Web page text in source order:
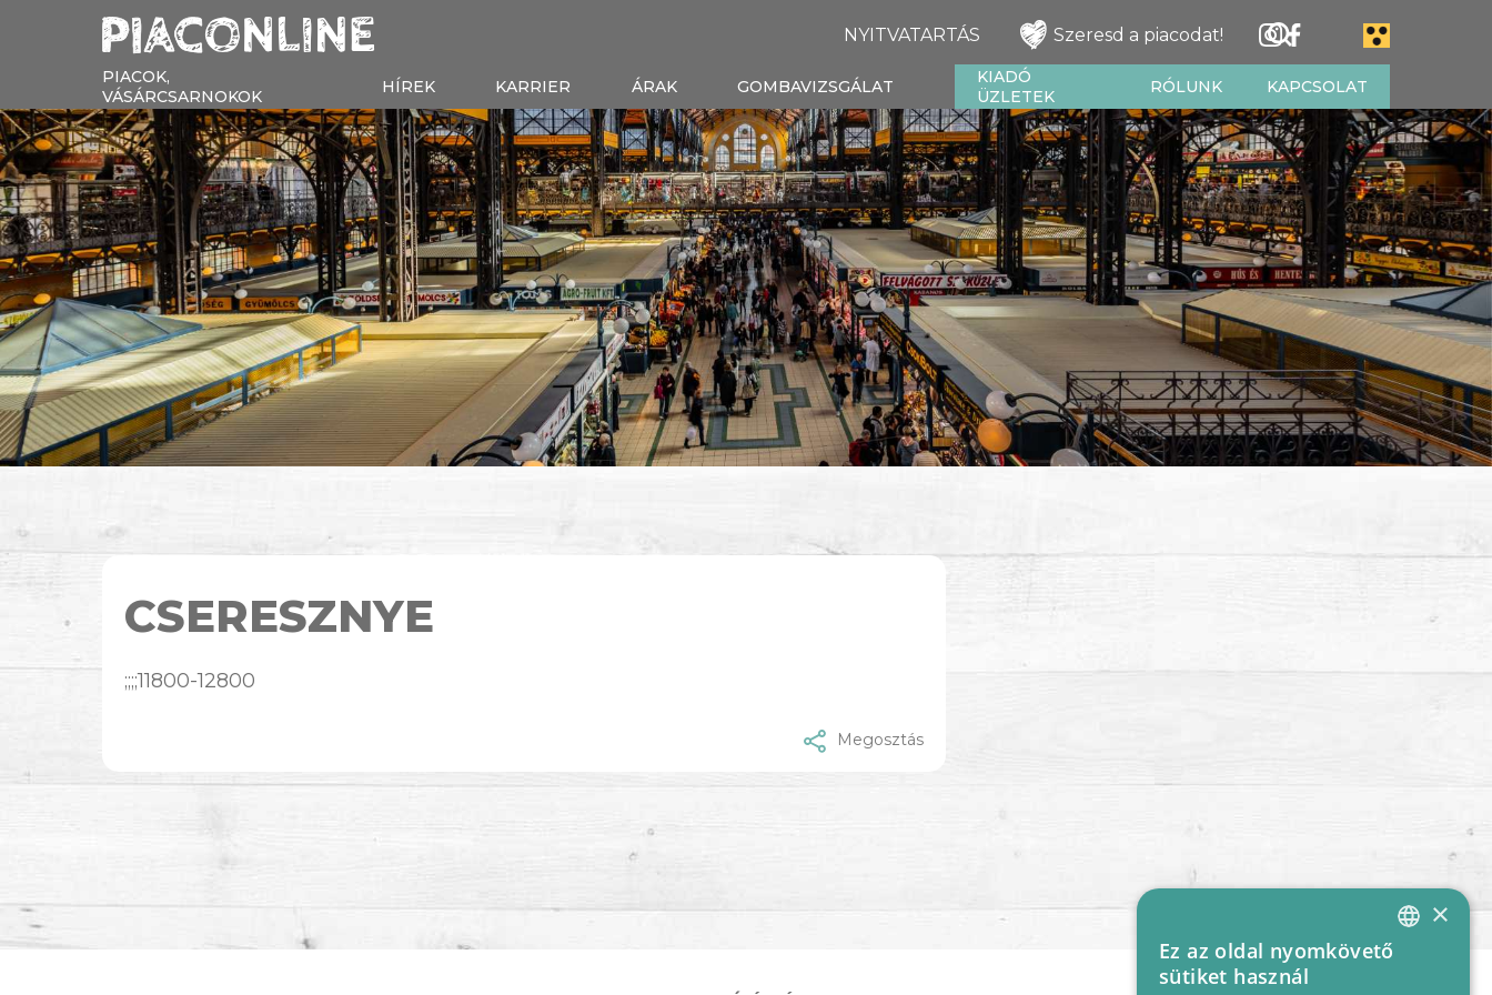
NYITVATARTÁS Szeresd a piacodat!
PIACOK,
VÁSÁRCSARNOKOK
HÍREK KARRIER ÁRAK GOMBAVIZSGÁLAT
KIADÓ
ÜZLETEK
RÓLUNK KAPCSOLAT
CSERESZNYE
;;;;11800-12800
Megosztás
HUNGARIAN
×
Ez az oldal nyomkövető
sütiket használ